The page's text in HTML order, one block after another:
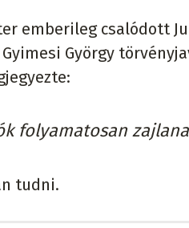
emberileg csalódott
György
folyamatosan
tudni.